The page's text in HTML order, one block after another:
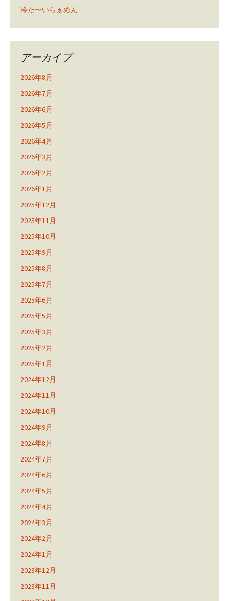
冷た〜いらぁめん
アーカイブ
2026年8月
2026年7月
2026年6月
2026年5月
2026年4月
2026年3月
2026年2月
2026年1月
2025年12月
2025年11月
2025年10月
2025年9月
2025年8月
2025年7月
2025年6月
2025年5月
2025年3月
2025年2月
2025年1月
2024年12月
2024年11月
2024年10月
2024年9月
2024年8月
2024年7月
2024年6月
2024年5月
2024年4月
2024年3月
2024年2月
2024年1月
2023年12月
2023年11月